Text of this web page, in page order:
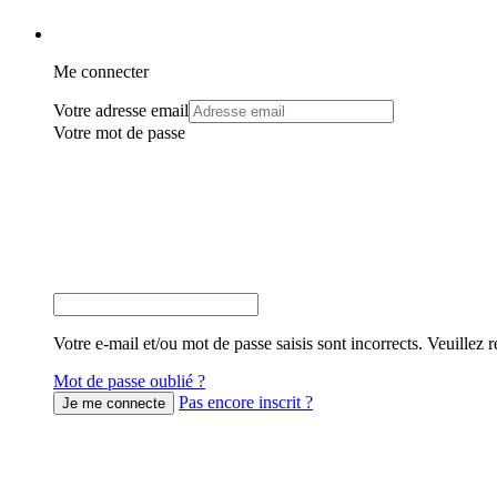
Me connecter
Votre adresse email
Votre mot de passe
Votre e-mail et/ou mot de passe saisis sont incorrects. Veuillez
Mot de passe oublié ?
Pas encore inscrit ?